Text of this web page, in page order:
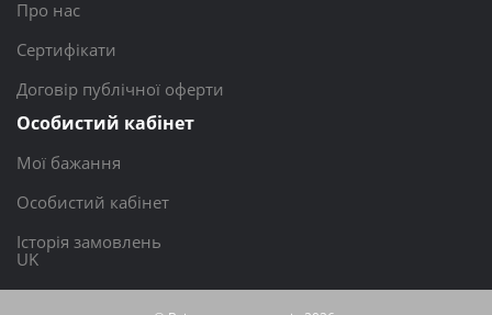
Про нас
Сертифікати
Договір публічної оферти
Особистий кабінет
Мої бажання
Особистий кабінет
Історія замовлень
UK